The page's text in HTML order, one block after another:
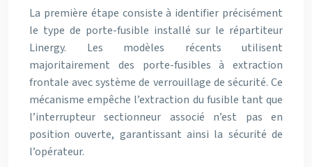
La première étape consiste à identifier précisément
le type de porte-fusible installé sur le répartiteur
Linergy. Les modèles récents utilisent
majoritairement des porte-fusibles à extraction
frontale avec système de verrouillage de sécurité. Ce
mécanisme empêche l’extraction du fusible tant que
l’interrupteur sectionneur associé n’est pas en
position ouverte, garantissant ainsi la sécurité de
l’opérateur.